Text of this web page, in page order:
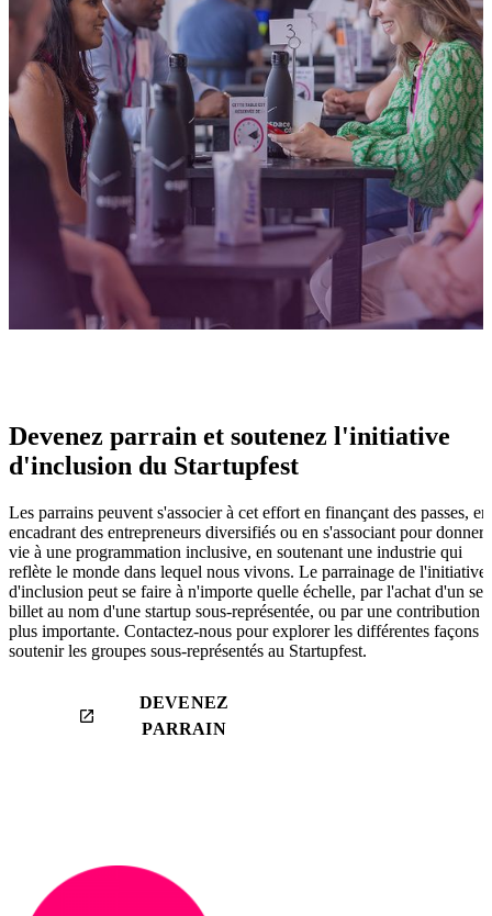
Devenez parrain et soutenez l'initiative
d'inclusion du Startupfest
Les parrains peuvent s'associer à cet effort en finançant des passes, en
encadrant des entrepreneurs diversifiés ou en s'associant pour donner
vie à une programmation inclusive, en soutenant une industrie qui
reflète le monde dans lequel nous vivons. Le parrainage de l'initiative
d'inclusion peut se faire à n'importe quelle échelle, par l'achat d'un
billet au nom d'une startup sous-représentée, ou par une contribution
plus importante. Contactez-nous pour explorer les différentes façons
soutenir les groupes sous-représentés au Startupfest.
launch
DEVENEZ
PARRAIN